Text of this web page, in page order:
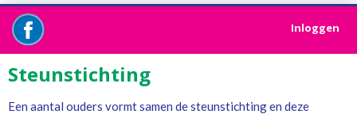
 Inloggen
Steunstichting
Een aantal ouders vormt samen de steunstichting en deze